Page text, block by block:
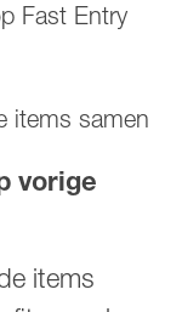
Fast Entry
items samen
vorige
items